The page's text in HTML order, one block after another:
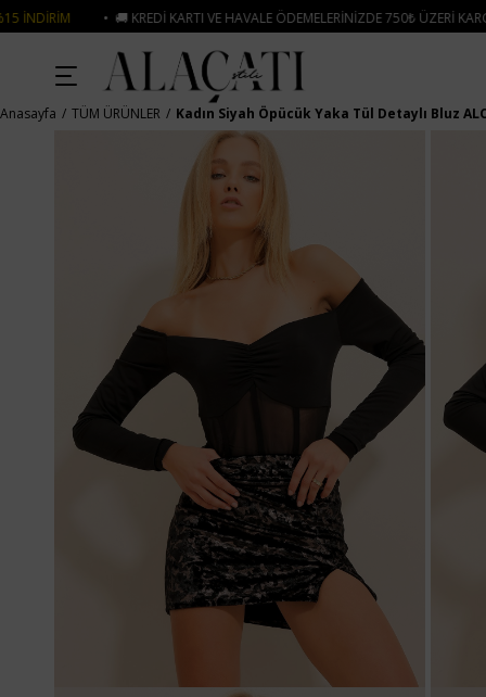
KREDI KARTI VE HAVALE ÖDEMELERINIZDE 750₺ ÜZERI KARGO ÜCRETSIZ
Anasayfa TÜM ÜRÜNLER Kadın Siyah Öpücük Yaka Tül Detaylı Bluz